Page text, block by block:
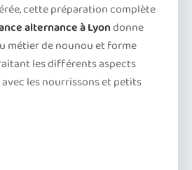
cette préparation complète
alternance à Lyondonne
métier de nounou et forme
les différents aspects
les nourrissons et petits